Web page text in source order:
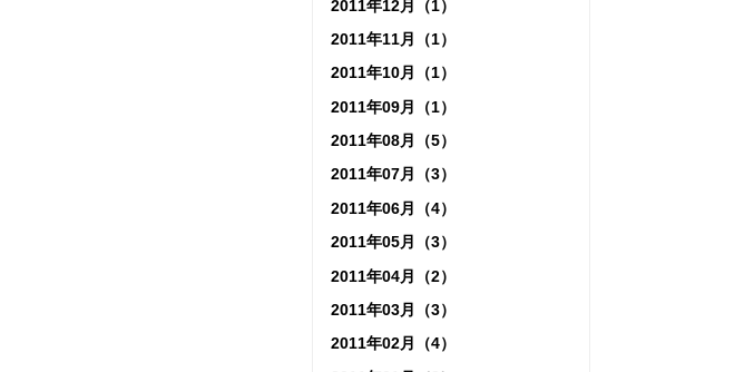
2011年12月（1）
2011年11月（1）
2011年10月（1）
2011年09月（1）
2011年08月（5）
2011年07月（3）
2011年06月（4）
2011年05月（3）
2011年04月（2）
2011年03月（3）
2011年02月（4）